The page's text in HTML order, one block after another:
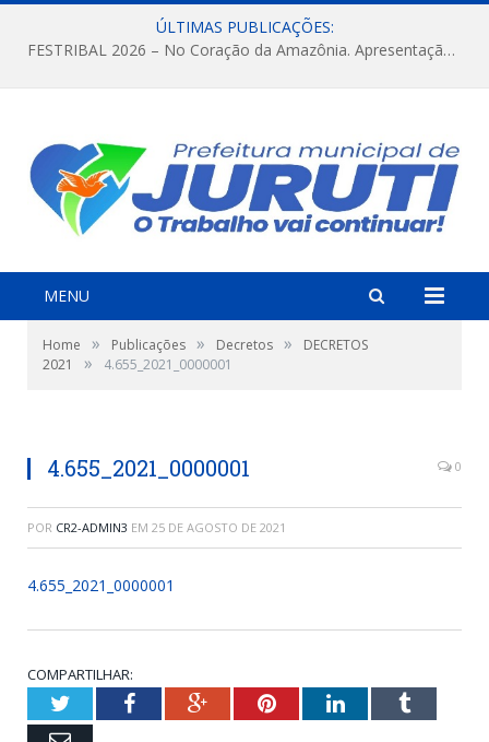
ÚLTIMAS PUBLICAÇÕES:
FESTRIBAL 2026 – No Coração da Amazônia. Apresentação da Munduruku.
MENU
Home » Publicações » Decretos »
DECRETOS
2021
» 4.655_2021_0000001
4.655_2021_0000001 0
POR CR2-ADMIN3 EM 25 DE AGOSTO DE 2021
4.655_2021_0000001
COMPARTILHAR:
TwitterFacebookGoogle+PinterestLinkedInTumblr